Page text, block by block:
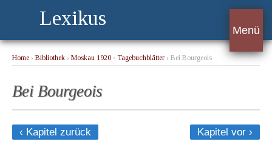
Lexikus
Menü
Home › Bibliothek › Moskau 1920 - Tagebuchblätter › Bei Bourgeois
Bei Bourgeois
‹ Kapitel zurück Kapitel vor ›